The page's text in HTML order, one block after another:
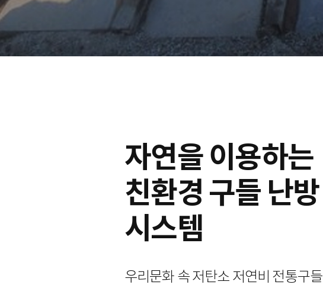
자연을 이용하는
친환경 구들 난방
시스템
우리문화 속 저탄소 저연비 전통구들